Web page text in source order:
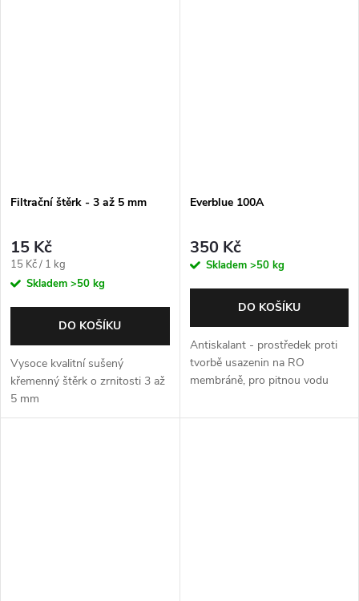
Filtrační štěrk - 3 až 5 mm
15 Kč
Měrná
cena:
15 Kč / 1 kg
Skladem >50 kg
DO KOŠÍKU
Vysoce kvalitní sušený
křemenný štěrk o zrnitosti 3 až
5 mm
Everblue 100A
350 Kč
Skladem >50 kg
DO KOŠÍKU
Antiskalant - prostředek proti
tvorbě usazenin na RO
membráně, pro pitnou vodu